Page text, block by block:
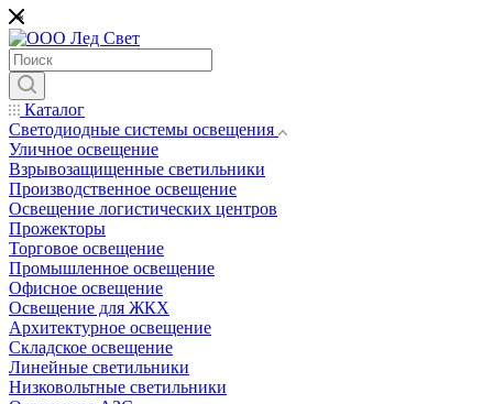
Каталог
Светодиодные системы освещения
Уличное освещение
Взрывозащищенные светильники
Производственное освещение
Освещение логистических центров
Прожекторы
Торговое освещение
Промышленное освещение
Офисное освещение
Освещение для ЖКХ
Архитектурное освещение
Складское освещение
Линейные светильники
Низковольтные светильники
*